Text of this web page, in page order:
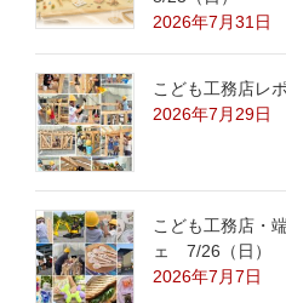
2026年7月31日
こども工務店レ
2026年7月29日
こども工務店・
ェ 7/26（日）
2026年7月7日